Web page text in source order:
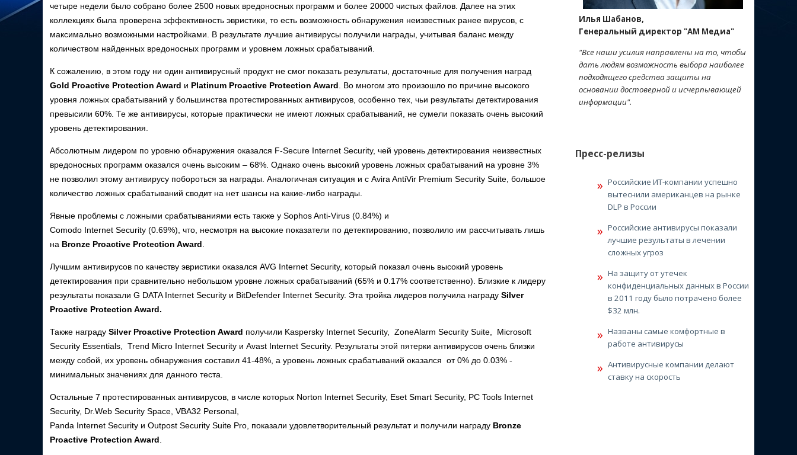
четыре недели было собрано более 2500 новых вредоносных программ и более 20000 чистых файлов. Далее на этих
коллекциях была проверена эффективность эвристики, то есть возможность обнаружения неизвестных ранее вирусов, с
максимально возможными настройками. В результате лучшие антивирусы получили награды, учитывая баланс между
количеством найденных вредоносных программ и уровнем ложных срабатываний.
К сожалению, в этом году ни один антивирусный продукт не смог показать результаты, достаточные для получения наград
Gold Proactive Protection Award и Platinum Proactive Protection Award . Во многом это произошло по причине высокого
уровня ложных срабатываний у большинства протестированных антивирусов, особенно тех, чьи результаты детектирования
превысили 60%. Те же антивирусы, которые практически не имеют ложных срабатываний, не сумели показать очень высокий
уровень детектирования.
Абсолютным лидером по уровню обнаружения оказался F-Secure Internet Security, чей уровень детектирования неизвестных
вредоносных программ оказался очень высоким – 68%. Однако очень высокий уровень ложных срабатываний на уровне 3%
не позволил этому антивирусу побороться за награды. Аналогичная ситуация и с Avira AntiVir Premium Security Suite, большое
количество ложных срабатываний сводит на нет шансы на какие-либо награды.
Явные проблемы с ложными срабатываниями есть также у Sophos Anti-Virus (0.84%) и
Comodo Internet Security (0.69%), что, несмотря на высокие показатели по детектированию, позволило им рассчитывать лишь
на Bronze Proactive Protection Award
Лучшим антивирусов по качеству эвристики оказался AVG Internet Security, который показал очень высокий уровень
детектирования при сравнительно небольшом уровне ложных срабатываний (65% и 0.17% соответственно). Близкие к лидеру
результаты показали G DATA Internet Security и BitDefender Internet Security. Эта тройка лидеров получила награду Silver
Proactive Protection Award.
Также награду Silver Proactive Protection Award получили Kaspersky Internet Security, ZoneAlarm Security Suite, Microsoft
Security Essentials, Trend Micro Internet Security и Avast Internet Security. Результаты этой пятерки антивирусов очень близки
между собой, их уровень обнаружения составил 41-48%, а уровень ложных срабатываний оказался от 0% до 0.03% -
минимальных значениях для данного теста.
Остальные 7 протестированных антивирусов, в числе которых Norton Internet Security, Eset Smart Security, PC Tools Internet
Security, Dr.Web Security Space, VBA32 Personal,
Panda Internet Security и Outpost Security Suite Pro, показали удовлетворительный результат и получили награду Bronze
Proactive Protection Award
Илья Шабанов,
Генеральный директор "АМ Медиа"
"Все наши усилия направлены на то, чтобы
дать людям возможность выбора наиболее
подходящего средства защиты на
основании достоверной и исчерпывающей
информации".
Пресс-релизы
Российские ИТ-компании успешно
вытеснили американцев на рынке
DLP в России
Российские антивирусы показали
лучшие результаты в лечении
сложных угроз
На защиту от утечек
конфиденциальных данных в России
в 2011 году было потрачено более
$32 млн.
Названы самые комфортные в
работе антивирусы
Антивирусные компании делают
ставку на скорость